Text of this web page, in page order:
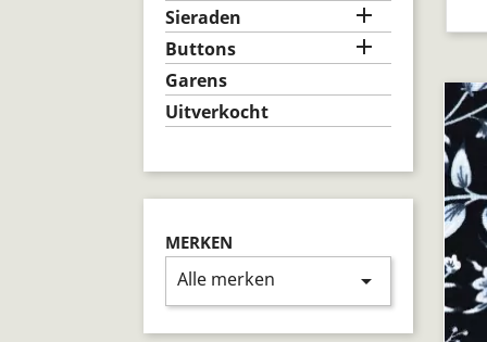
Sieraden

Buttons 
Garens
Uitverkocht
MERKEN
Alle merken arrow_drop_down